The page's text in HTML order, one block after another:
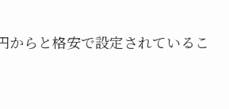
からと格安で設定されているこ